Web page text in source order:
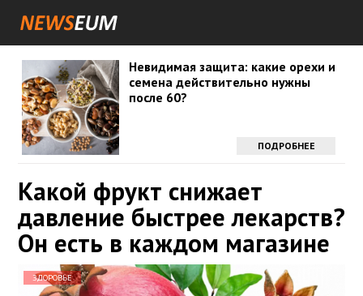
Невидимая защита: какие орехи и
семена действительно нужны
после 60?
ПОДРОБНЕЕ
Какой фрукт снижает
давление быстрее лекарств?
Он есть в каждом магазине
ЗДОРОВЬЕ